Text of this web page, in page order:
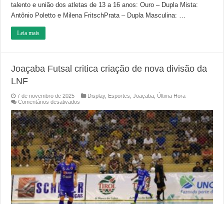
talento e união dos atletas de 13 a 16 anos: Ouro – Dupla Mista:
Antônio Poletto e Milena FritschPrata – Dupla Masculina: …
Leia mais
Joaçaba Futsal critica criação de nova divisão da
LNF
7 de novembro de 2025 Display, Esportes ,Joaçaba Última Hora
Comentários desativados
Futsal
critica
criação
de
nova
divisão
da
LNF